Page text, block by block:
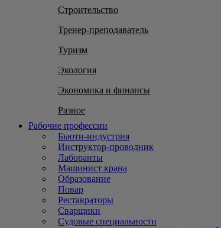
Строительство
Тренер-преподаватель
Туризм
Экология
Экономика и финансы
Разное
Рабочие профессии
Бьюти-индустрия
Инструктор-проводник
Лаборанты
Машинист крана
Образование
Повар
Реставраторы
Сварщики
Судовые специальности